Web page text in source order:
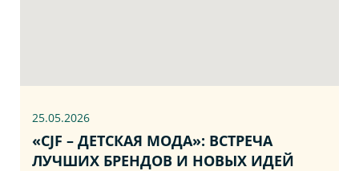
25.05.2026
«CJF – ДЕТСКАЯ МОДА»: ВСТРЕЧА
ЛУЧШИХ БРЕНДОВ И НОВЫХ ИДЕЙ